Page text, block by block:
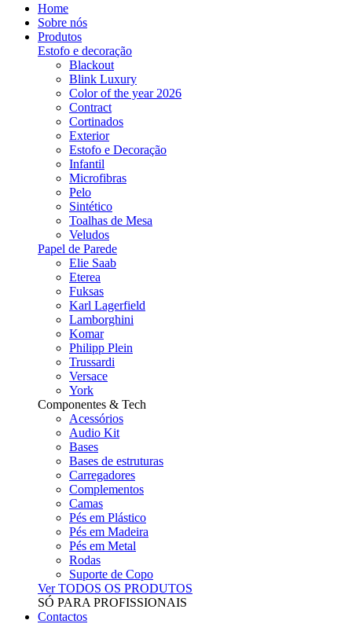
Home
Sobre nós
Produtos
Estofo e decoração
Blackout
Blink Luxury
Color of the year 2026
Contract
Cortinados
Exterior
Estofo e Decoração
Infantil
Microfibras
Pelo
Sintético
Toalhas de Mesa
Veludos
Papel de Parede
Elie Saab
Eterea
Fuksas
Karl Lagerfield
Lamborghini
Komar
Philipp Plein
Trussardi
Versace
York
Componentes & Tech
Acessórios
Audio Kit
Bases
Bases de estruturas
Carregadores
Complementos
Camas
Pés em Plástico
Pés em Madeira
Pés em Metal
Rodas
Suporte de Copo
Ver TODOS OS PRODUTOS
SÓ PARA PROFISSIONAIS
Contactos